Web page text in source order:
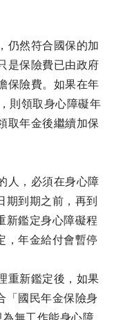
仍然符合國保的加
是保險費已由政府
保險費。如果在年
則領取身心障礙年
取年金後繼續加保
人，必須在身心障
期到期之前，再到
新鑑定身心障礙程
，年金給付會暫停
重新鑑定後，如果
「國民年金保險身
無工作能身心障